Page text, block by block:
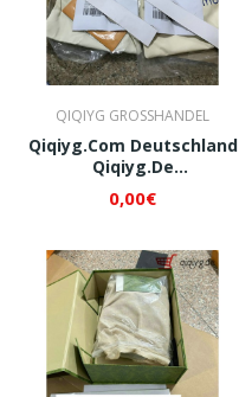
QIQIYG GROSSHANDEL
Qiqiyg.com Deutschland
Qiqiyg.de
QI051
0,00€